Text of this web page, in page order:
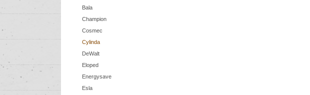
Bala
Champion
Cosmec
Cylinda
DeWalt
Eloped
Energysave
Esla